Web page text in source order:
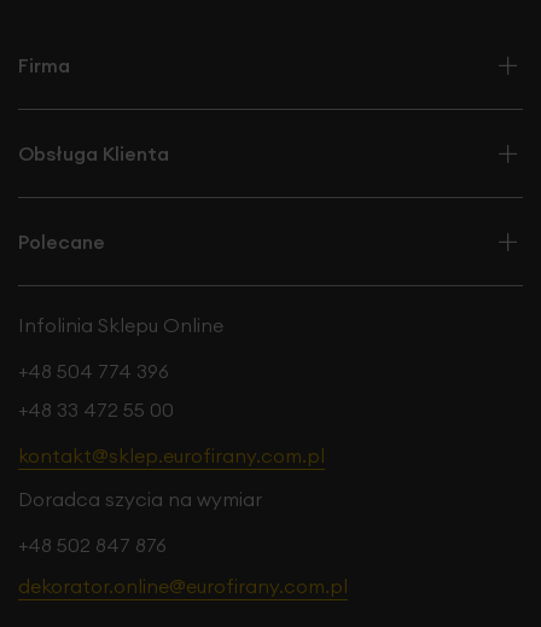
Firma
Obsługa Klienta
Polecane
Infolinia Sklepu Online
+48 504 774 396
+48 33 472 55 00
kontakt@sklep.eurofirany.com.pl
Doradca szycia na wymiar
+48 502 847 876
dekorator.online@eurofirany.com.pl